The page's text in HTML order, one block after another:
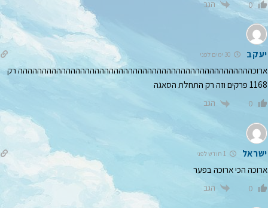
0 הגב
יעקב
ארוכההההההההההההההההההההההההההההההההההההההההההההההההה רק
1168 פרקים וזה רק התחלת הסאגה
0 הגב
ישראל
ארוכה הכי ארוכה בפער
0 הגב